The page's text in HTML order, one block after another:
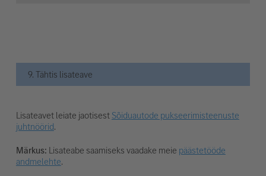
9. Tähtis lisateave
Lisateavet leiate jaotisestSõiduautode pukseerimisteenuste
juhtnöörid.
Märkus: Lisateabe saamiseks vaadake meie päästetööde
andmelehte.